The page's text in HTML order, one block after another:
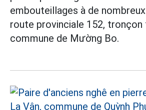
embouteillages à de
route provinciale 152, tronçon
commune de Mường Bo.